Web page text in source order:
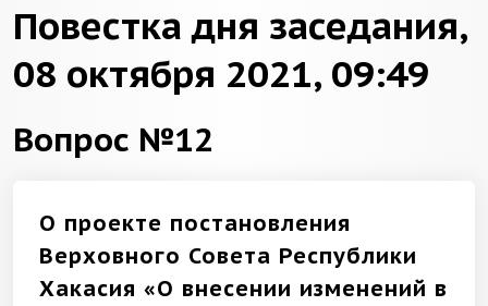
Повестка дня заседания,
08 октября 2021, 09:49
Вопрос №12
О проекте постановления
Верховного Совета Республики
Хакасия «О внесении изменений в